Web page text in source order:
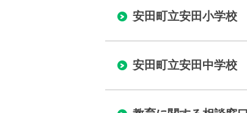
分類で探す
コンテンツ
安田町立安田小学校
安田町立安田中学校